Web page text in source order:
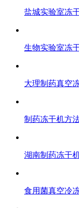
盐城实验室冻
生物实验室冻
大理制药真空
制药冻干机方
湖南制药冻干
食用菌真空冷